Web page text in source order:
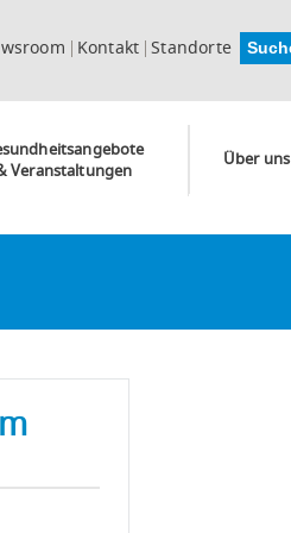
Kontakt Standorte
Veranstaltungen
Über uns